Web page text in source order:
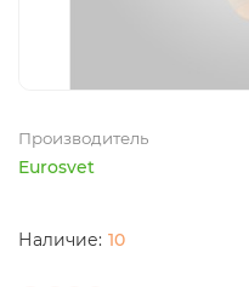
Производитель
Eurosvet
10